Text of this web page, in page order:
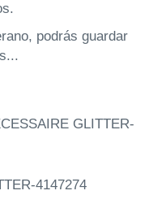
podrás guardar
GLITTER-
4147274